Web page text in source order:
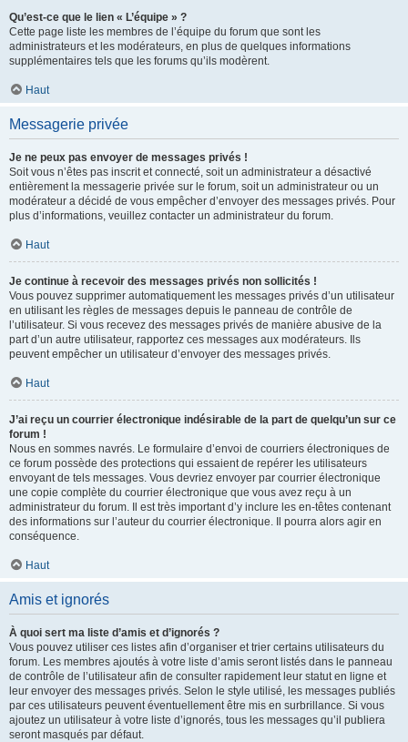
Qu’est-ce que le lien « L’équipe » ?
Cette page liste les membres de l’équipe du forum que sont les
administrateurs et les modérateurs, en plus de quelques informations
supplémentaires tels que les forums qu’ils modèrent.
Haut
Messagerie privée
Je ne peux pas envoyer de messages privés !
Soit vous n’êtes pas inscrit et connecté, soit un administrateur a désactivé
entièrement la messagerie privée sur le forum, soit un administrateur ou un
modérateur a décidé de vous empêcher d’envoyer des messages privés. Pour
plus d’informations, veuillez contacter un administrateur du forum.
Haut
Je continue à recevoir des messages privés non sollicités !
Vous pouvez supprimer automatiquement les messages privés d’un utilisateur
en utilisant les règles de messages depuis le panneau de contrôle de
l’utilisateur. Si vous recevez des messages privés de manière abusive de la
part d’un autre utilisateur, rapportez ces messages aux modérateurs. Ils
peuvent empêcher un utilisateur d’envoyer des messages privés.
Haut
J’ai reçu un courrier électronique indésirable de la part de quelqu’un sur ce
forum !
Nous en sommes navrés. Le formulaire d’envoi de courriers électroniques de
ce forum possède des protections qui essaient de repérer les utilisateurs
envoyant de tels messages. Vous devriez envoyer par courrier électronique
une copie complète du courrier électronique que vous avez reçu à un
administrateur du forum. Il est très important d’y inclure les en-têtes contenant
des informations sur l’auteur du courrier électronique. Il pourra alors agir en
conséquence.
Haut
Amis et ignorés
À quoi sert ma liste d’amis et d’ignorés ?
Vous pouvez utiliser ces listes afin d’organiser et trier certains utilisateurs du
forum. Les membres ajoutés à votre liste d’amis seront listés dans le panneau
de contrôle de l’utilisateur afin de consulter rapidement leur statut en ligne et
leur envoyer des messages privés. Selon le style utilisé, les messages publiés
par ces utilisateurs peuvent éventuellement être mis en surbrillance. Si vous
ajoutez un utilisateur à votre liste d’ignorés, tous les messages qu’il publiera
seront masqués par défaut.